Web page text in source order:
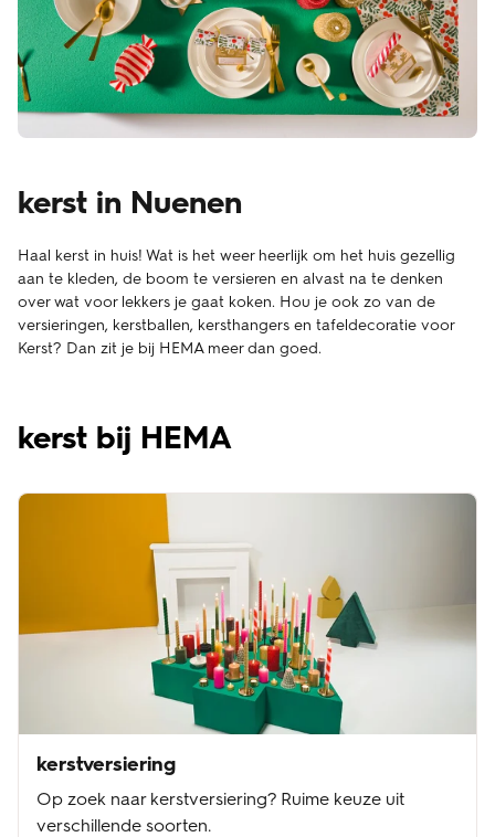
kerst in Nuenen
Haal kerst in huis! Wat is het weer heerlijk om het huis gezellig
aan te kleden, de boom te versieren en alvast na te denken
over wat voor lekkers je gaat koken. Hou je ook zo van de
versieringen, kerstballen, kersthangers en tafeldecoratie voor
Kerst? Dan zit je bij HEMA meer dan goed.
kerst bij HEMA
kerstversiering
Op zoek naar kerstversiering? Ruime keuze uit
verschillende soorten.